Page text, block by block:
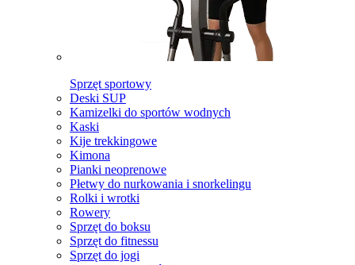
Sprzęt sportowy
Deski SUP
Kamizelki do sportów wodnych
Kaski
Kije trekkingowe
Kimona
Pianki neoprenowe
Płetwy do nurkowania i snorkelingu
Rolki i wrotki
Rowery
Sprzęt do boksu
Sprzęt do fitnessu
Sprzęt do jogi